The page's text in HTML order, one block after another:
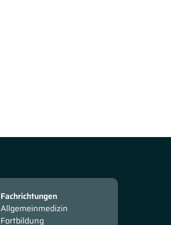
Fachrichtungen
Allgemeinmedizin
Fortbildung